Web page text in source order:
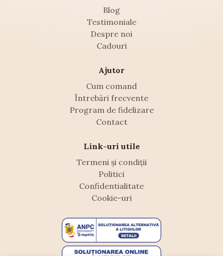
Blog
Testimoniale
Despre noi
Cadouri
Ajutor
Cum comand
Întrebări frecvente
Program de fidelizare
Contact
Link-uri utile
Termeni și condiții
Politici
Confidentialitate
Cookie-uri